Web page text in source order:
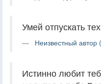
Умей отпускать
Неизвестный автор
Истинно любит